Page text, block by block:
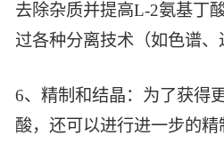
去除杂质并提高L-2氨基丁
过各种分离技术（如色谱、
6、精制和结晶：为了获得
酸，还可以进行进一步的精